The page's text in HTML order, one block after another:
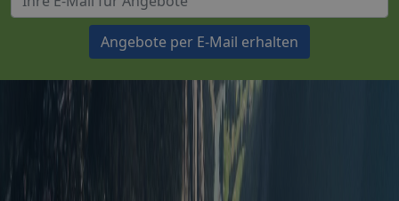
Angebote per E-Mail erhalten